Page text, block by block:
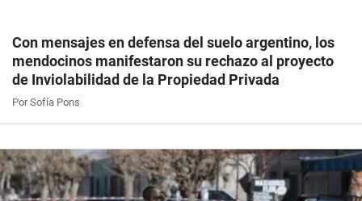
Con mensajes en defensa del suelo argentino, los
mendocinos manifestaron su rechazo al proyecto
de Inviolabilidad de la Propiedad Privada
Por Sofía Pons